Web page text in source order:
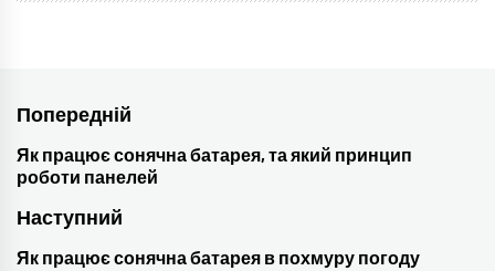
Навігація
записів
Попередній
Попередній
пост:
Як працює сонячна батарея, та який принцип
роботи панелей
Наступний
Наступний
Як працює сонячна батарея в похмуру погоду